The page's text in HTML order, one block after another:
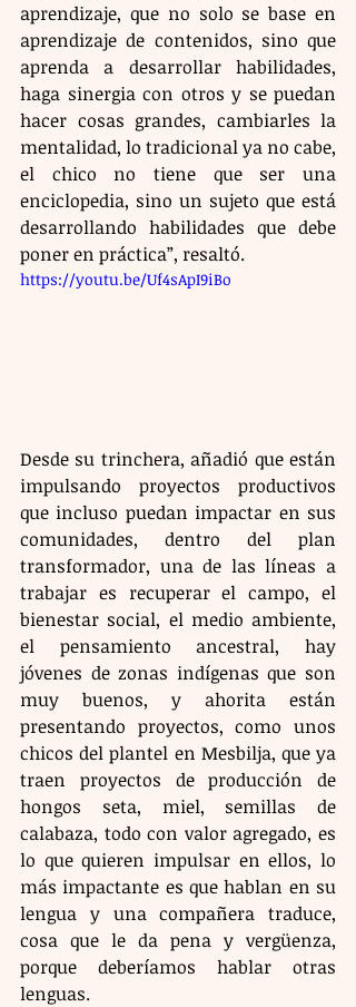
aprendizaje, que no solo se base en
aprendizaje de contenidos, sino que
aprenda a desarrollar habilidades,
haga sinergia con otros y se puedan
hacer cosas grandes, cambiarles la
mentalidad, lo tradicional ya no cabe,
el chico no tiene que ser una
enciclopedia, sino un sujeto que está
desarrollando habilidades que debe
poner en práctica”, resaltó.
https://youtu.be/Uf4sApI9iBo
Desde su trinchera, añadió que están
impulsando proyectos productivos
que incluso puedan impactar en sus
comunidades, dentro del plan
transformador, una de las líneas a
trabajar es recuperar el campo, el
bienestar social, el medio ambiente,
el pensamiento ancestral, hay
jóvenes de zonas indígenas que son
muy buenos, y ahorita están
presentando proyectos, como unos
chicos del plantel en Mesbilja, que ya
traen proyectos de producción de
hongos seta, miel, semillas de
calabaza, todo con valor agregado, es
lo que quieren impulsar en ellos, lo
más impactante es que hablan en su
lengua y una compañera traduce,
cosa que le da pena y vergüenza,
porque deberíamos hablar otras
lenguas.